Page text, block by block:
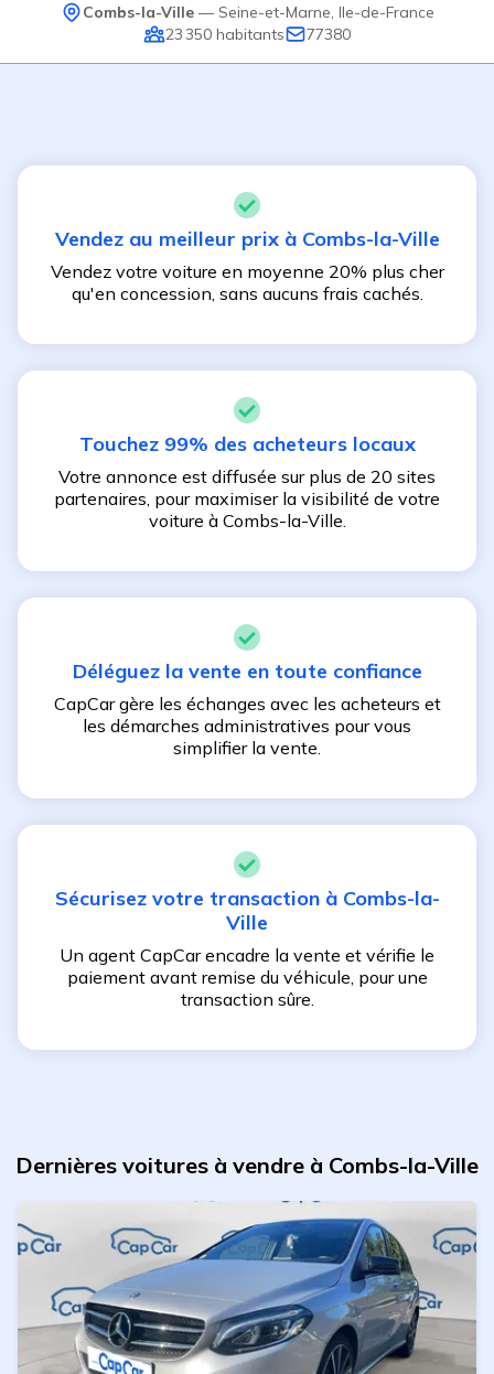
Combs-la-Ville— Seine-et-Marne Ile-de-France
23 350 habitants 77380
Vendez au meilleur prix à Combs-la-Ville
Vendez votre voiture en moyenne 20% plus cher
qu'en concession, sans aucuns frais cachés.
Touchez 99% des acheteurs locaux
Votre annonce est diffusée sur plus de 20 sites
partenaires, pour maximiser la visibilité de votre
voiture à Combs-la-Ville.
Déléguez la vente en toute confiance
CapCar gère les échanges avec les acheteurs et
les démarches administratives pour vous
simplifier la vente.
Sécurisez votre transaction à Combs-la-
Ville
Un agent CapCar encadre la vente et vérifie le
paiement avant remise du véhicule, pour une
transaction sûre.
Dernières voitures à vendre à Combs-la-Ville